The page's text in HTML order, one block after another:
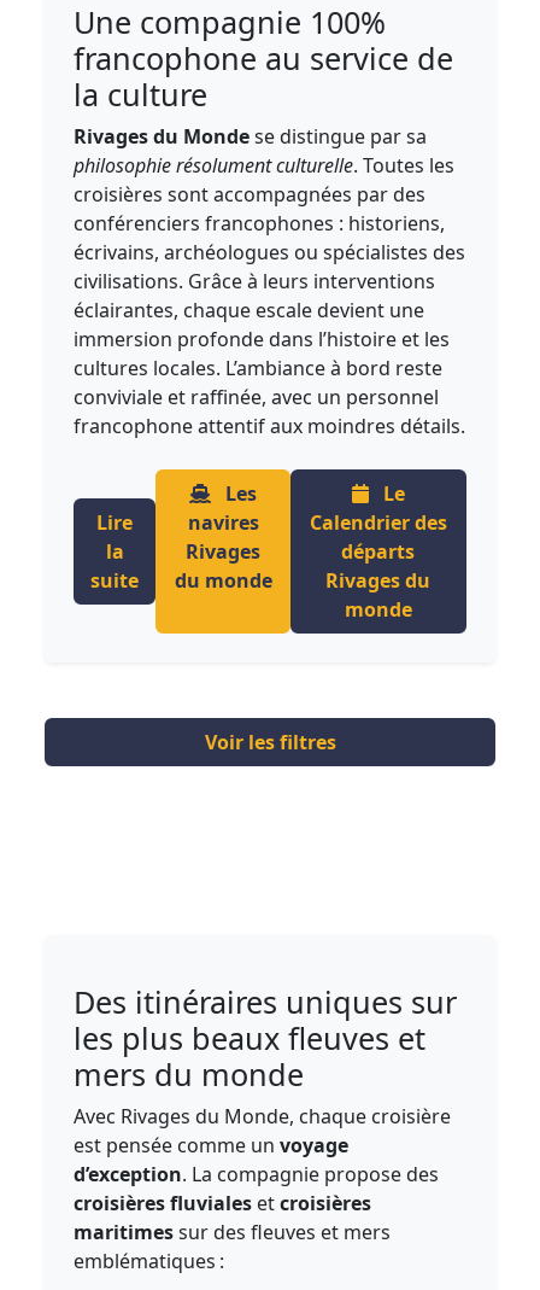
Une compagnie 100%
francophone au service de
la culture
Rivages du Mondese distingue par sa
philosophie résolument culturelle. Toutes les
croisières sont accompagnées par des
conférenciers francophones : historiens,
écrivains, archéologues ou spécialistes des
civilisations. Grâce à leurs interventions
éclairantes, chaque escale devient une
immersion profonde dans l’histoire et les
cultures locales. L’ambiance à bord reste
conviviale et raffinée, avec un personnel
francophone attentif aux moindres détails.
Lire
la
suite
Les
navires
Rivages
du monde
Le
Calendrier des
départs
Rivages du
monde
Voir les filtres
Des itinéraires uniques sur
les plus beaux fleuves et
mers du monde
Avec Rivages du Monde, chaque croisière
est pensée comme unvoyage
d’exception. La compagnie propose des
croisières fluviales etcroisières
maritimessur des fleuves et mers
emblématiques :